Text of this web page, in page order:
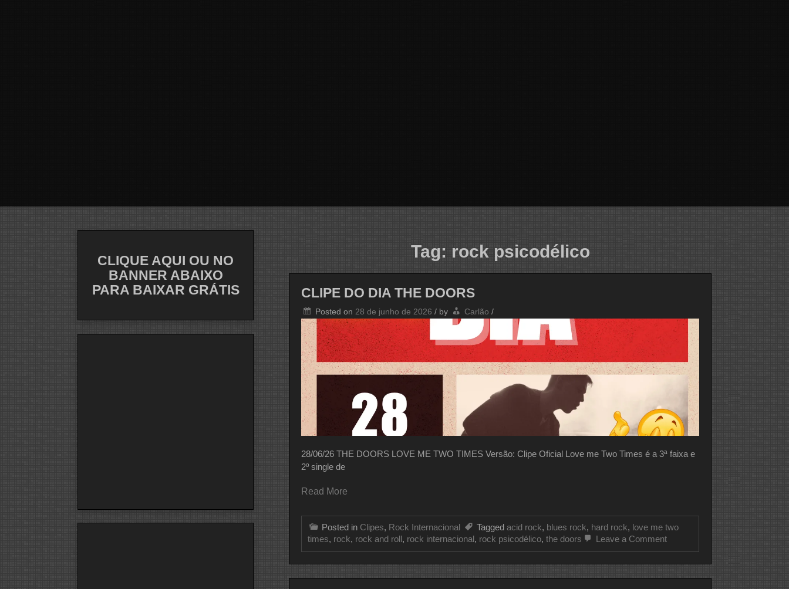
Tag: rock psicodélico
CLIPE DO DIA THE DOORS
Posted on 28 de junho de 2026 / by Carlão /
28/06/26 THE DOORS LOVE ME TWO TIMES Versão: Clipe Oficial Love me Two Times é a 3ª faixa e
2º single de
Read More
Posted in Clipes, Rock Internacional Tagged acid rock, blues rock, hard rock, love me two
times, rock, rock and roll, rock internacional, rock psicodélico, the doors Leave a Commenton
THE
CLIQUE AQUI OU NO
BANNER ABAIXO
PARA BAIXAR GRÁTIS